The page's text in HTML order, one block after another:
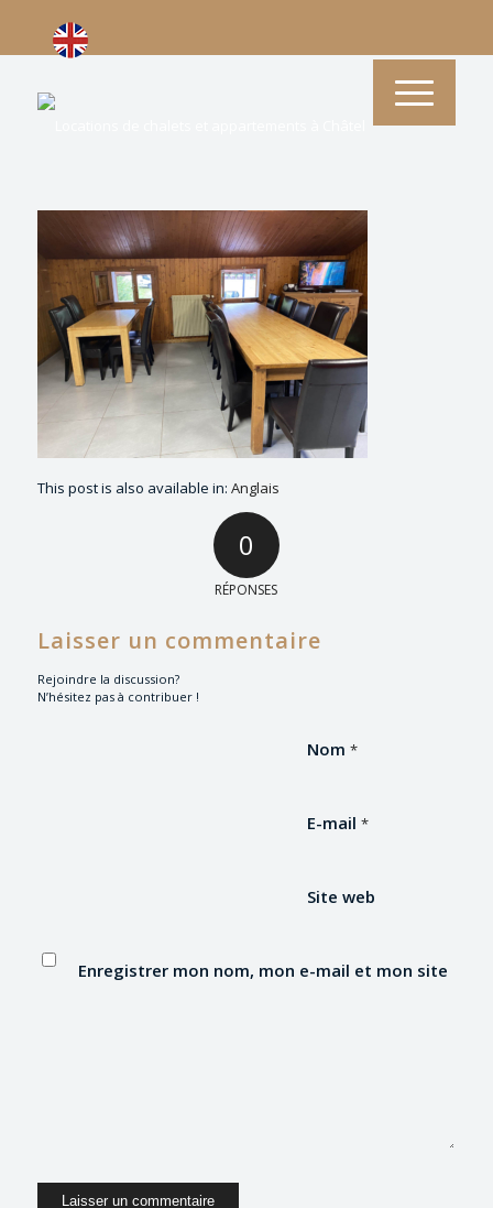
This post is also available in: Anglais
0
RÉPONSES
Laisser un commentaire
Rejoindre la discussion?
N’hésitez pas à contribuer !
Nom *
E-mail *
Site web
Enregistrer mon nom, mon e-mail et mon site